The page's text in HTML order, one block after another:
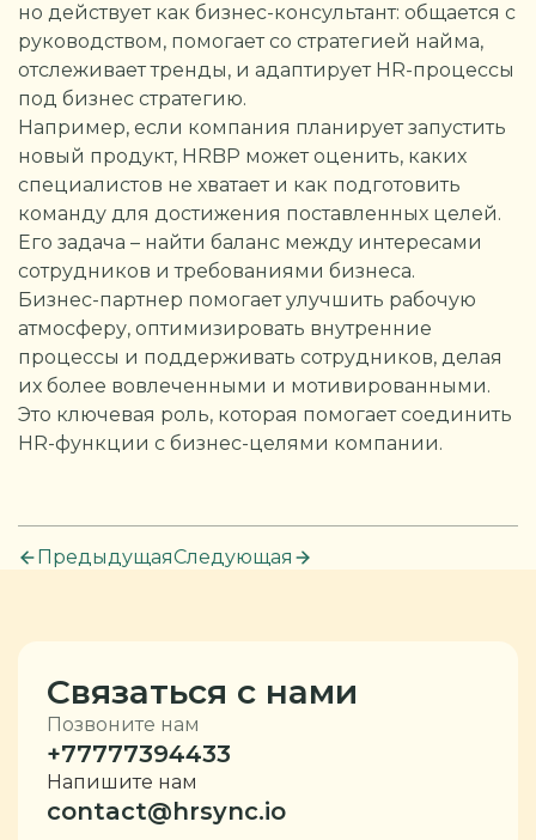
но действует как бизнес-консультант: общается с
руководством, помогает со стратегией найма,
отслеживает тренды, и адаптирует HR-процессы
под бизнес стратегию.
Например, если компания планирует запустить
новый продукт, HRBP может оценить, каких
специалистов не хватает и как подготовить
команду для достижения поставленных целей.
Его задача – найти баланс между интересами
сотрудников и требованиями бизнеса.
Бизнес-партнер помогает улучшить рабочую
атмосферу, оптимизировать внутренние
процессы и поддерживать сотрудников, делая
их более вовлеченными и мотивированными.
Это ключевая роль, которая помогает соединить
HR-функции с бизнес-целями компании.
ПредыдущаяСледующая
Связаться с нами
Позвоните нам
+77777394433
Напишите нам
contact@hrsync.io